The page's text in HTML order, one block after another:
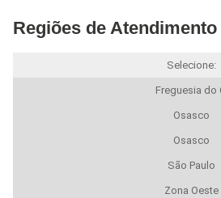
Regiões de Atendimento
Selecione:
Freguesia do
Osasco
Osasco
São Paulo
Zona Oeste